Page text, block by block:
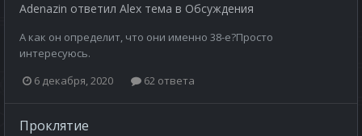
Adenazin ответил Alex тема в Обсуждения
А как он определит, что они именно 38-е?Просто
интересуюсь.
6 декабря, 2020
62 ответа
Проклятие